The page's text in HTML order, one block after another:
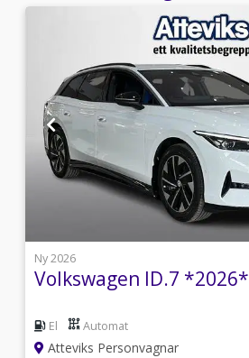
1
Ny 2026
Volkswagen ID.7 *2026*
El Automat
Atteviks Personvagnar